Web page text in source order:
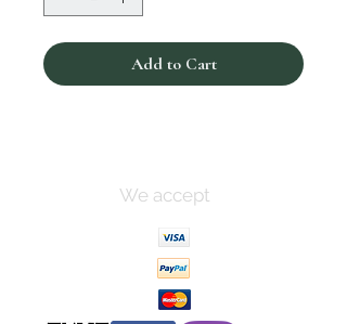
Add to Cart
We accept